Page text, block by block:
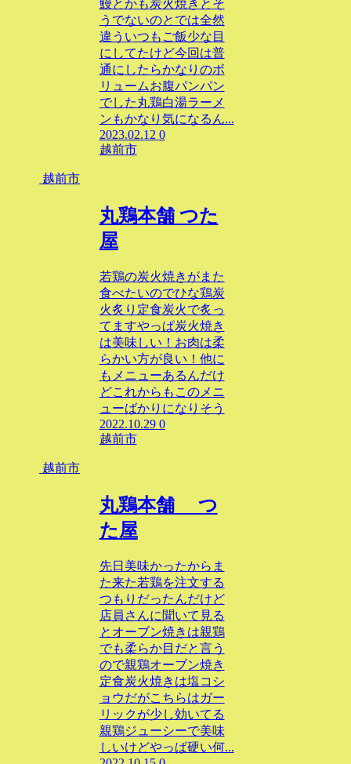
鰻とかも炭火焼きとそ
うでないのとでは全然
違ういつもご飯少な目
にしてたけど今回は普
通にしたらかなりのボ
リュームお腹パンパン
でした丸鶏白湯ラーメ
ンもかなり気になるん...
2023.02.12 0
越前市
越前市
丸鶏本舗 つた
屋
若鶏の炭火焼きがまた
食べたいのでひな鶏炭
火炙り定食炭火で炙っ
てますやっぱ炭火焼き
は美味しい！お肉は柔
らかい方が良い！他に
もメニューあるんだけ
どこれからもこのメニ
ューばかりになりそう
2022.10.29 0
越前市
越前市
丸鶏本舗 つ
た屋
先日美味かったからま
た来た若鶏を注文する
つもりだったんだけど
店員さんに聞いて見る
とオーブン焼きは親鶏
でも柔らか目だと言う
ので親鶏オーブン焼き
定食炭火焼きは塩コシ
ョウだがこちらはガー
リックが少し効いてる
親鶏ジューシーで美味
しいけどやっぱ硬い何...